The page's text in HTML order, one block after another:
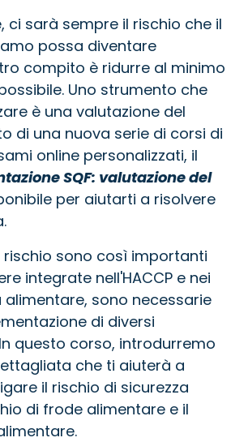
ci sarà sempre il rischio che il
possa diventare
compito è ridurre al minimo
Uno strumento che
è una valutazione del
di una nuova serie di corsi di
online personalizzati, il
SQF: valutazione del
per aiutarti a risolvere
rischio sono così importanti
integrate nell'HACCP e nei
alimentare, sono necessarie
di diversi
questo corso, introdurremo
che ti aiuterà a
il rischio di sicurezza
di frode alimentare e il